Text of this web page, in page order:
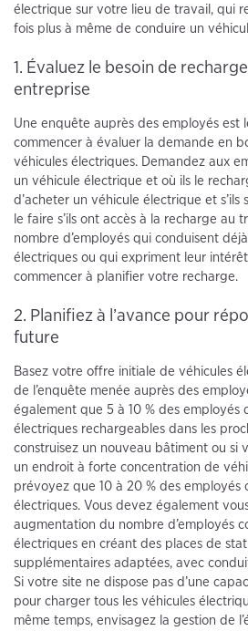
électrique sur votre lieu de travail, qui
fois plus à même de conduire un
1. Évaluez le besoin de
entreprise
Une enquête auprès des employés est
commencer à évaluer la demande en
véhicules électriques. Demandez aux
un véhicule électrique et où ils le
d’acheter un véhicule électrique et s’ils
le faire s’ils ont accès à la recharge au
nombre d’employés qui conduisent
électriques ou qui expriment leur
commencer à planifier votre recharge.
2. Planifiez à l’avance pour
future
Basez votre offre initiale de véhicules
de l’enquête menée auprès des
également que 5 à 10 % des employés
électriques rechargeables dans les
construisez un nouveau bâtiment ou si
un endroit à forte concentration de
prévoyez que 10 à 20 % des employés
électriques. Vous devez également
augmentation du nombre d’employés
électriques en créant des places de
supplémentaires adaptées, avec
Si votre site ne dispose pas d’une
pour charger tous les véhicules
même temps, envisagez la gestion de